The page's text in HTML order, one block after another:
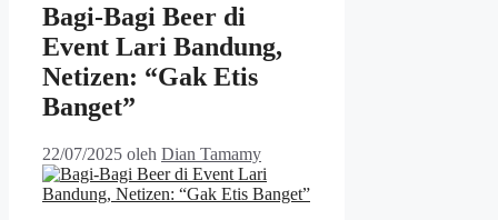
Bagi-Bagi Beer di
Event Lari Bandung,
Netizen: “Gak Etis
Banget”
22/07/2025 oleh Dian Tamamy